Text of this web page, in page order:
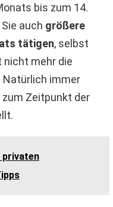
bis zum 14.
auch größere
tätigen, selbst
nicht mehr die
Natürlich immer
Zeitpunkt der
privaten